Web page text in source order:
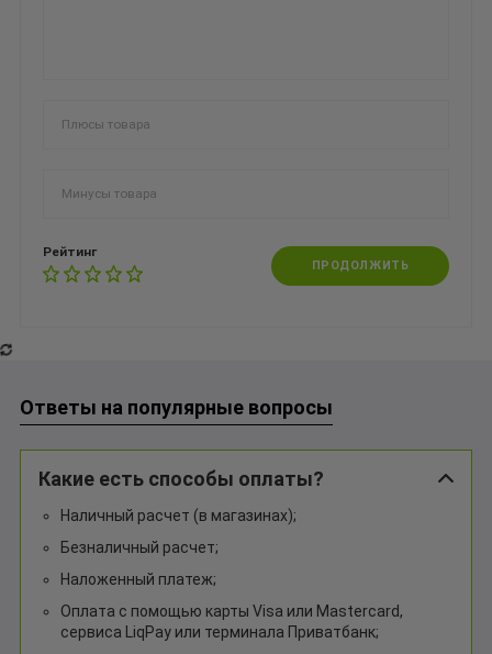
Рейтинг
ПРОДОЛЖИТЬ
Ответы на популярные вопросы
Какие есть способы оплаты?
Наличный расчет (в магазинах);
Безналичный расчет;
Наложенный платеж;
Оплата с помощью карты Visa или Mastercard,
сервиса LiqPay или терминала Приватбанк;